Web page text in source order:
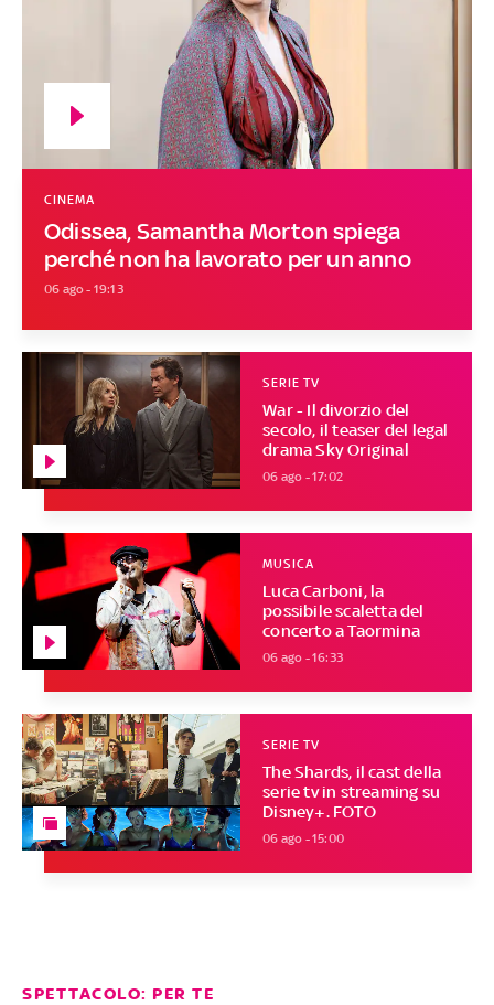
Odissea, Samantha Morton spiega
perché non ha lavorato per un anno
CINEMA
06 ago - 19:13
War - Il divorzio del
secolo, il teaser del legal
drama Sky Original
SERIE TV
06 ago - 17:02
Luca Carboni, la
possibile scaletta del
concerto a Taormina
MUSICA
06 ago - 16:33
The Shards, il cast della
serie tv in streaming su
Disney+. FOTO
SERIE TV
06 ago - 15:00
SPETTACOLO: PER TE